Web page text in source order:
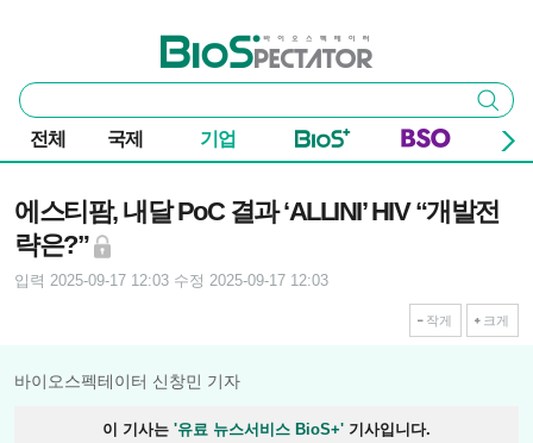
바이오스펙테이터
통
합
검
색
검색
전체 국제 기업
에스티팜, 내달 PoC 결과 ‘ALLINI’ HIV “개발전
략은?”
입력 2025-09-17 12:03 수정 2025-09-17 12:03
작게 크게
바이오스펙테이터 신창민 기자
이 기사는 '유료 뉴스서비스 BioS+' 기사입니다.